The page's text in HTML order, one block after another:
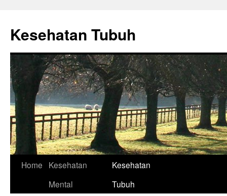
content
Kesehatan Tubuh
Home
Kesehatan
Mental
Kesehatan
Tubuh